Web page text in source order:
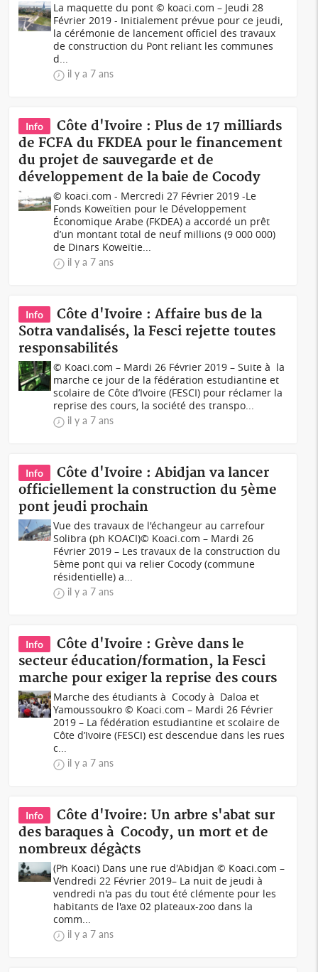
La maquette du pont © koaci.com – Jeudi 28
Février 2019 - Initialement prévue pour ce jeudi,
la cérémonie de lancement officiel des travaux
de construction du Pont reliant les communes
d...
il y a 7 ans
Info
Côte d'Ivoire : Plus de 17 milliards
de FCFA du FKDEA pour le financement
du projet de sauvegarde et de
développement de la baie de Cocody
© koaci.com - Mercredi 27 Février 2019 -Le
Fonds Koweïtien pour le Développement
Économique Arabe (FKDEA) a accordé un prêt
d’un montant total de neuf millions (9 000 000)
de Dinars Koweïtie...
il y a 7 ans
Info
Côte d'Ivoire : Affaire bus de la
Sotra vandalisés, la Fesci rejette toutes
responsabilités
© Koaci.com – Mardi 26 Février 2019 – Suite à la
marche ce jour de la fédération estudiantine et
scolaire de Côte d’Ivoire (FESCI) pour réclamer la
reprise des cours, la société des transpo...
il y a 7 ans
Info
Côte d'Ivoire : Abidjan va lancer
officiellement la construction du 5ème
pont jeudi prochain
Vue des travaux de l'échangeur au carrefour
Solibra (ph KOACI)© Koaci.com – Mardi 26
Février 2019 – Les travaux de la construction du
5ème pont qui va relier Cocody (commune
résidentielle) a...
il y a 7 ans
Info
Côte d'Ivoire : Grève dans le
secteur éducation/formation, la Fesci
marche pour exiger la reprise des cours
Marche des étudiants à Cocody à Daloa et
Yamoussoukro © Koaci.com – Mardi 26 Février
2019 – La fédération estudiantine et scolaire de
Côte d’Ivoire (FESCI) est descendue dans les rues
c...
il y a 7 ans
Info
Côte d'Ivoire: Un arbre s'abat sur
des baraques à Cocody, un mort et de
nombreux dégà¢ts
(Ph Koaci) Dans une rue d'Abidjan © Koaci.com –
Vendredi 22 Février 2019– La nuit de jeudi à
vendredi n'a pas du tout été clémente pour les
habitants de l'axe 02 plateaux-zoo dans la
comm...
il y a 7 ans